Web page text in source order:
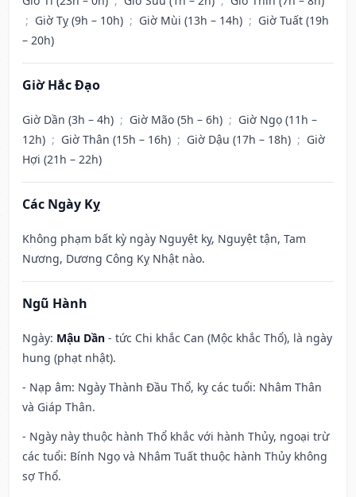
; Giờ Tỵ (9h – 10h) ; Giờ Mùi (13h – 14h) ; Giờ Tuất (19h
– 20h)
Giờ Hắc Đạo
Giờ Dần (3h – 4h) ; Giờ Mão (5h – 6h) ; Giờ Ngọ (11h –
12h) ; Giờ Thân (15h – 16h) ; Giờ Dậu (17h – 18h) ; Giờ
Hợi (21h – 22h)
Các Ngày Kỵ
Không phạm bất kỳ ngày Nguyệt kỵ, Nguyệt tận, Tam
Nương, Dương Công Kỵ Nhật nào.
Ngũ Hành
Ngày: Mậu Dần - tức Chi khắc Can (Mộc khắc Thổ), là ngày
hung (phạt nhật).
- Nạp âm: Ngày Thành Đầu Thổ, kỵ các tuổi: Nhâm Thân
và Giáp Thân.
- Ngày này thuộc hành Thổ khắc với hành Thủy, ngoại trừ
các tuổi: Bính Ngọ và Nhâm Tuất thuộc hành Thủy không
sợ Thổ.